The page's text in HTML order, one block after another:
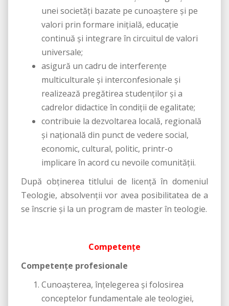
unei societăţi bazate pe cunoaştere şi pe
valori prin formare iniţială, educaţie
continuă şi integrare în circuitul de valori
universale;
asigură un cadru de interferenţe
multiculturale şi interconfesionale şi
realizează pregătirea studenților și a
cadrelor didactice în condiţii de egalitate;
contribuie la dezvoltarea locală, regională
şi naţională din punct de vedere social,
economic, cultural, politic, printr-o
implicare în acord cu nevoile comunităţii.
După obţinerea titlului de licență în domeniul
Teologie, absolvenții vor avea posibilitatea de a
se înscrie şi la un program de master în teologie.
Competențe
Competenţe profesionale
Cunoaşterea, înţelegerea şi folosirea
conceptelor fundamentale ale teologiei,